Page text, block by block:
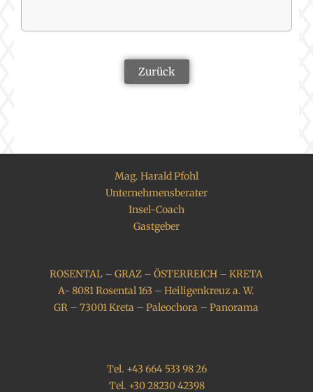
Zurück
Mag. Harald Pfohl
Unternehmensberater
Insel-Coach
Gastgeber
ROSENTAL – GRAZ – ÖSTERREICH – KRETA
A- 8081 Rosental 163 – Heiligenkreuz a. W.
GR – 73001 Kreta – Paleochora – Panorama
Tel. +43 664 533 98 26
Tel. +30 28230 42398